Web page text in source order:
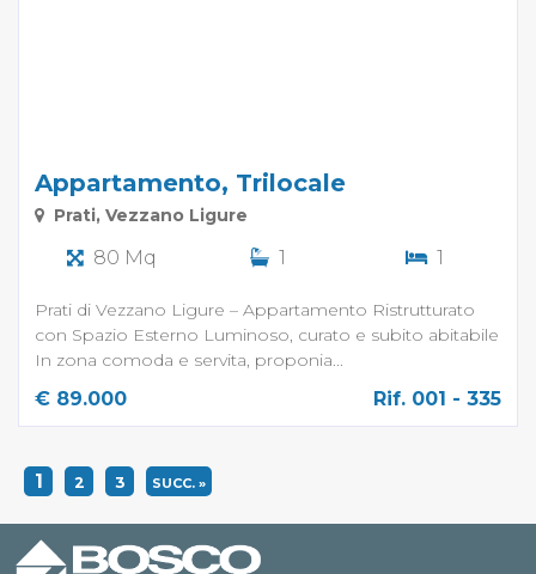
Appartamento, Trilocale
Prati, Vezzano Ligure
80 Mq 1 1
Prati di Vezzano Ligure – Appartamento Ristrutturato
con Spazio Esterno Luminoso, curato e subito abitabile
In zona comoda e servita, proponia...
€ 89.000 Rif. 001 - 335
1 2 3 SUCC. »